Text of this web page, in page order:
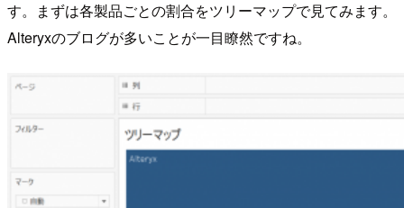
す。まずは各製品ごとの割合をツリーマップで見てみます。
Alteryxのブログが多いことが一目瞭然ですね。